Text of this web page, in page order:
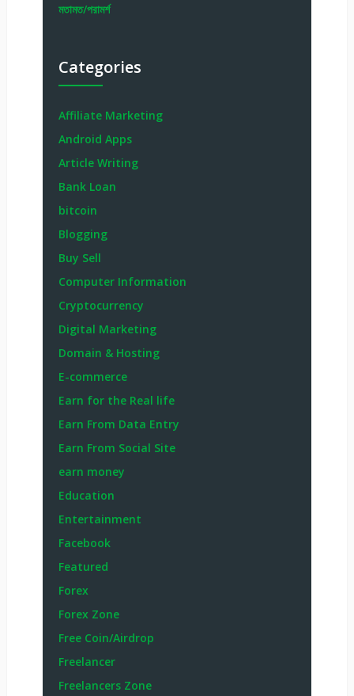
মতামত/পরামর্শ
Categories
Affiliate Marketing
Android Apps
Article Writing
Bank Loan
bitcoin
Blogging
Buy Sell
Computer Information
Cryptocurrency
Digital Marketing
Domain & Hosting
E-commerce
Earn for the Real life
Earn From Data Entry
Earn From Social Site
earn money
Education
Entertainment
Facebook
Featured
Forex
Forex Zone
Free Coin/Airdrop
Freelancer
Freelancers Zone